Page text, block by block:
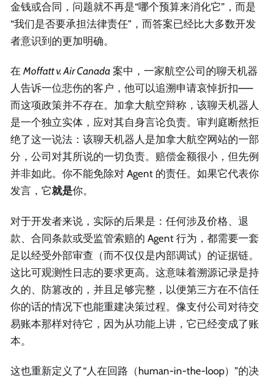
金钱或合同，问题就不再是“哪个预算来消化它”，而是
“我们是否要承担法律责任”，而答案已经比大多数开发
者意识到的更加明确。
在 Moffatt v. Air Canada 案中，一家航空公司的聊天机器
人告诉一位悲伤的客户，他可以追溯申请哀悼折扣——
而这项政策并不存在。加拿大航空辩称，该聊天机器人
是一个独立实体，应对其自身言论负责。审判庭断然拒
绝了这一说法：该聊天机器人是加拿大航空网站的一部
分，公司对其所说的一切负责。赔偿金额很小，但先例
并非如此。你不能免除对 Agent 的责任。如果它代表你
发言，它就是你。
对于开发者来说，实际的后果是：任何涉及价格、退
款、合同条款或受监管索赔的 Agent 行为，都需要一套
足以经受外部审查（而不仅仅是内部调试）的证据链。
这比可观测性日志的要求更高。这意味着溯源记录是持
久的、防篡改的，并且足够完整，以便第三方在不信任
你的话的情况下也能重建决策过程。像支付公司对待交
易账本那样对待它，因为从功能上讲，它已经变成了账
本。
这也重新定义了“人在回路（human-in-the-loop）”的决